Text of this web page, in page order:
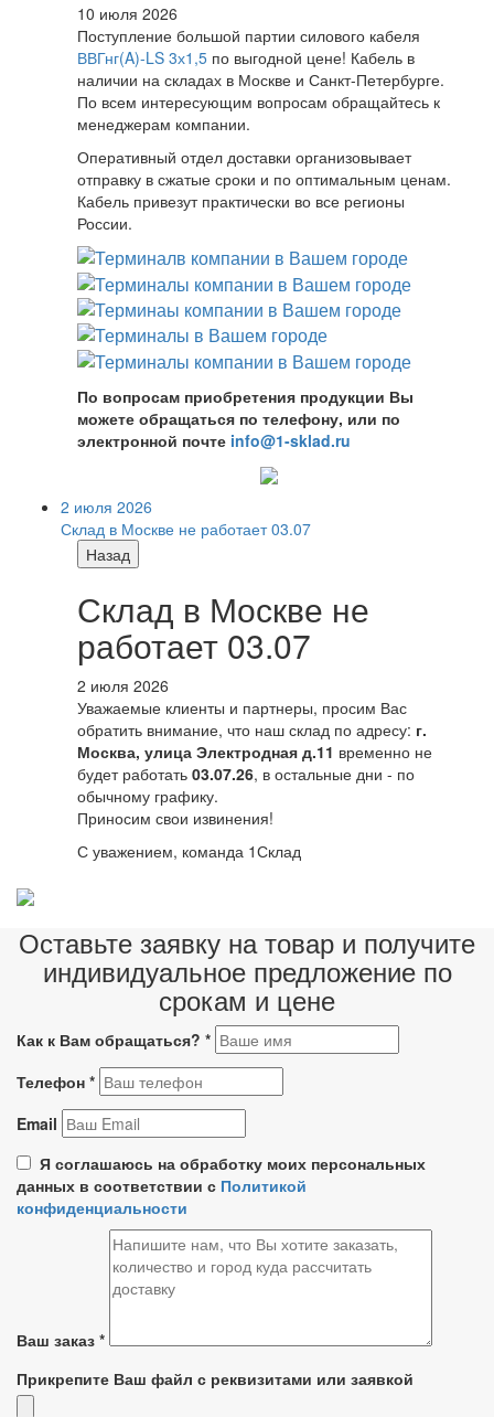
10 июля 2026
Поступление большой партии силового кабеля
ВВГнг(A)-LS 3х1,5 по выгодной цене! Кабель в
наличии на складах в Москве и Санкт-Петербурге.
По всем интересующим вопросам обращайтесь к
менеджерам компании.
Оперативный отдел доставки организовывает
отправку в сжатые сроки и по оптимальным ценам.
Кабель привезут практически во все регионы
России.
По вопросам приобретения продукции Вы
можете обращаться по телефону, или по
электронной почте info@1-sklad.ru
2 июля 2026
Склад в Москве не работает 03.07
Назад
Склад в Москве не
работает 03.07
2 июля 2026
Уважаемые клиенты и партнеры, просим Вас
обратить внимание, что наш склад по адресу: г.
Москва, улица Электродная д.11 временно не
будет работать 03.07.26, в остальные дни - по
обычному графику.
Приносим свои извинения!
С уважением, команда 1Склад
Оставьте заявку на товар и получите
индивидуальное предложение по
срокам и цене
Как к Вам обращаться? *
Телефон *
Email
Я соглашаюсь на обработку моих персональных
данных в соответствии с Политикой
конфиденциальности
Ваш заказ *
Прикрепите Ваш файл с реквизитами или заявкой